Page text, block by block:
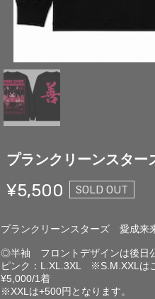
プランクリーンスタ
¥5,500 SOLD OUT
プランクリーンスターズ 愛成来
◎半袖 フロントデザインは後日
ピンク：L.XL.3XL ※S.M.XXLは
¥5,000/1着
※XXLは+500円となります。